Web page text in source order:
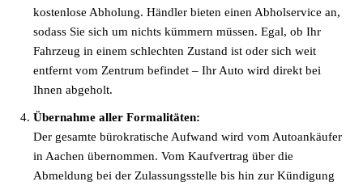
kostenlose Abholung. Händler bieten einen Abholservice an,
sodass Sie sich um nichts kümmern müssen. Egal, ob Ihr
Fahrzeug in einem schlechten Zustand ist oder sich weit
entfernt vom Zentrum befindet – Ihr Auto wird direkt bei
Ihnen abgeholt.
Übernahme aller Formalitäten:
Der gesamte bürokratische Aufwand wird vom Autoankäufer
in Aachen übernommen. Vom Kaufvertrag über die
Abmeldung bei der Zulassungsstelle bis hin zur Kündigung